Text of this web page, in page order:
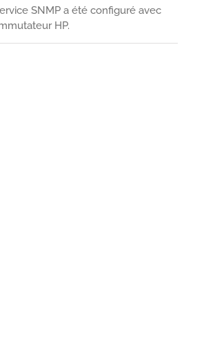
SNMP a été configuré avec
HP.